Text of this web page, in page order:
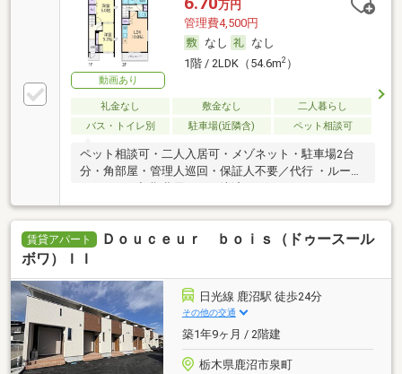
動画あり
万円
管理費4,500円
なし
なし
1階 / 2LDK（54.6m2）
礼金なし 敷金なし
二人暮らし
バス・トイレ別
駐車場(近隣含) ペット相談可
ペット相談可・二人入居可・メゾネット・駐車場2台
分・角部屋・管理人巡回・保証人不要／代行 ・ルーム
シェア可・初期費用カード決済可
賃貸アパート
Ｄｏｕｃｅｕｒ ｂｏｉｓ（ドゥースール
ボワ）ＩＩ
日光線 鹿沼駅 徒歩24分
その他の交通
築1年9ヶ月 / 2階建
栃木県鹿沼市泉町